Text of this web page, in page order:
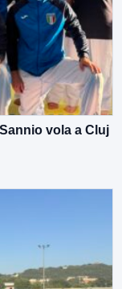
vola a Cluj